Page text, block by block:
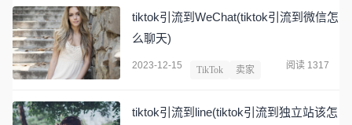
tiktok引流到WeChat(tiktok引流到微信怎
么聊天)
2023-12-15 TikTok 卖家 阅读 1317
tiktok引流到line(tiktok引流到独立站该怎